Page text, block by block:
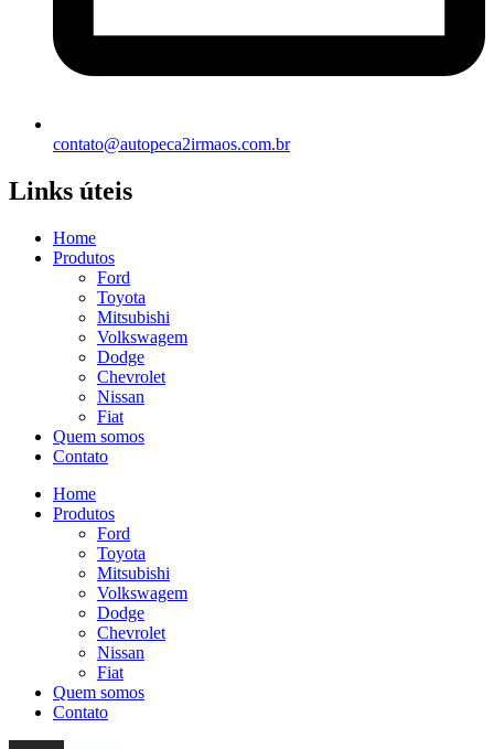
contato@autopeca2irmaos.com.br
Links úteis
Home
Produtos
Ford
Toyota
Mitsubishi
Volkswagem
Dodge
Chevrolet
Nissan
Fiat
Quem somos
Contato
Home
Produtos
Ford
Toyota
Mitsubishi
Volkswagem
Dodge
Chevrolet
Nissan
Fiat
Quem somos
Contato